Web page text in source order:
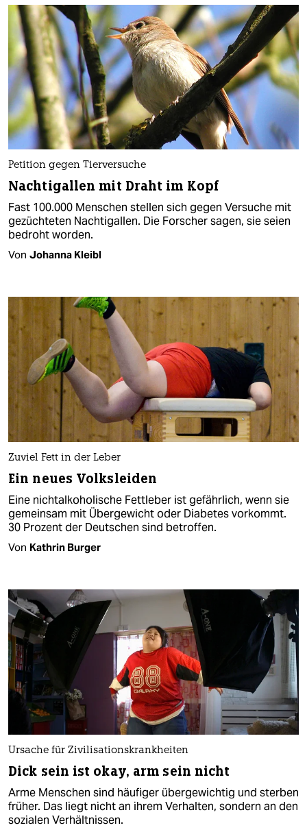
Petition gegen Tierversuche
Nachtigallen mit Draht im Kopf
Fast 100.000 Menschen stellen sich gegen Versuche mit
gezüchteten Nachtigallen. Die Forscher sagen, sie seien
bedroht worden.
Von Johanna Kleibl
Zuviel Fett in der Leber
Ein neues Volksleiden
Eine nichtalkoholische Fettleber ist gefährlich, wenn sie
gemeinsam mit Übergewicht oder Diabetes vorkommt.
30 Prozent der Deutschen sind betroffen.
Von Kathrin Burger
Ursache für Zivilisationskrankheiten
Dick sein ist okay, arm sein nicht
Arme Menschen sind häufiger übergewichtig und sterben
früher. Das liegt nicht an ihrem Verhalten, sondern an den
sozialen Verhältnissen.